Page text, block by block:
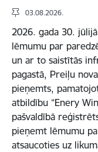
03.08.2026.
2026. gada 30.
lēmumu par
un ar to saistītās
pagastā, Preiļu
pieņemts,
atbildību “Enery
pašvaldībā
pieņemt lēmumu
atsaucoties uz